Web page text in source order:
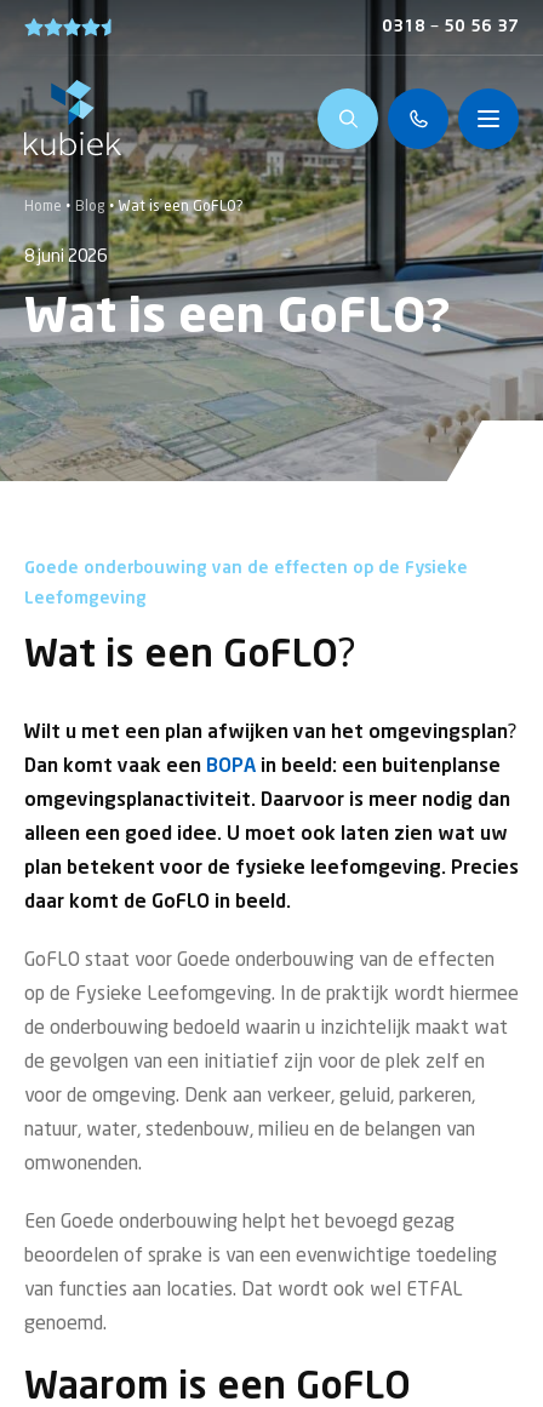
0318 – 50 56 37
Home • Blog • Wat is een GoFLO?
8 juni 2026
Wat is een GoFLO?
Goede onderbouwing van de effecten op de Fysieke
Leefomgeving
Wat is een GoFLO?
Wilt u met een plan afwijken van het omgevingsplan?
Dan komt vaak een BOPA in beeld: een buitenplanse
omgevingsplanactiviteit. Daarvoor is meer nodig dan
alleen een goed idee. U moet ook laten zien wat uw
plan betekent voor de fysieke leefomgeving. Precies
daar komt de GoFLO in beeld.
GoFLO staat voor Goede onderbouwing van de effecten
op de Fysieke Leefomgeving. In de praktijk wordt hiermee
de onderbouwing bedoeld waarin u inzichtelijk maakt wat
de gevolgen van een initiatief zijn voor de plek zelf en
voor de omgeving. Denk aan verkeer, geluid, parkeren,
natuur, water, stedenbouw, milieu en de belangen van
omwonenden.
Een Goede onderbouwing helpt het bevoegd gezag
beoordelen of sprake is van een evenwichtige toedeling
van functies aan locaties. Dat wordt ook wel ETFAL
genoemd.
Waarom is een GoFLO